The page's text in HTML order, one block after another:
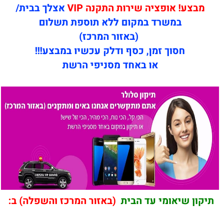
מבצע! אופציה שירות התקנה VIP
אצלך בבית/
במשרד במקום ללא תוספת תשלום
(באזור המרכז)
חסוך זמן, כסף ודלק עכשיו במבצע!!!
או באחד מסניפי הרשת
תיקון שיאומי עד הבית (באזור המרכז והשפלה) ב: